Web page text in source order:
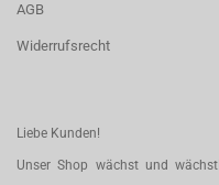
AGB
Widerrufsrecht
Liebe Kunden!
Unser Shop wächst und